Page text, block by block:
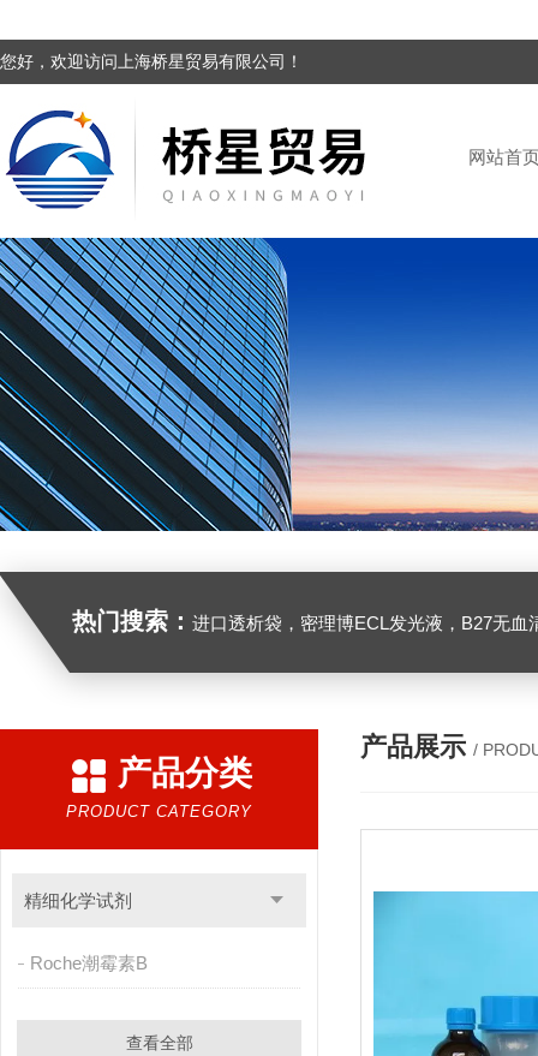
您好，欢迎访问上海桥星贸易有限公司！
网站首
热门搜索： 进口透析袋，密理博ECL发光液，B27无血清培养基，N2培养基，紫外酶标板，Gibco胶原酶，
产品分类
PRODUCT CATEGORY
精细化学试剂
Roche潮霉素B
查看全部
产品展示 /